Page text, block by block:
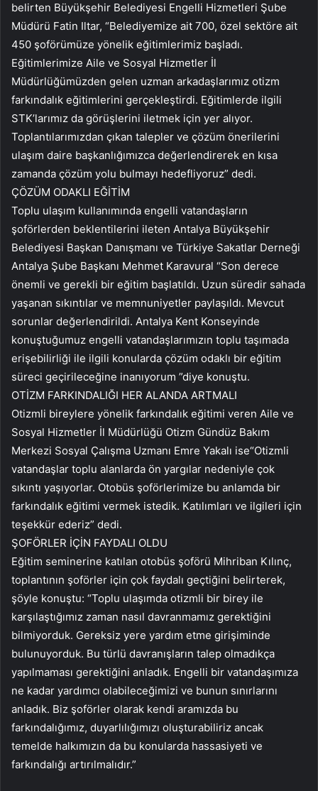
belirten Büyükşehir Belediyesi Engelli Hizmetleri Şube
Müdürü Fatin Iltar, “Belediyemize ait 700, özel sektöre ait
450 şoförümüze yönelik eğitimlerimiz başladı.
Eğitimlerimize Aile ve Sosyal Hizmetler İl
Müdürlüğümüzden gelen uzman arkadaşlarımız otizm
farkındalık eğitimlerini gerçekleştirdi. Eğitimlerde ilgili
STK’larımız da görüşlerini iletmek için yer alıyor.
Toplantılarımızdan çıkan talepler ve çözüm önerilerini
ulaşım daire başkanlığımızca değerlendirerek en kısa
zamanda çözüm yolu bulmayı hedefliyoruz” dedi.
ÇÖZÜM ODAKLI EĞİTİM
Toplu ulaşım kullanımında engelli vatandaşların
şoförlerden beklentilerini ileten Antalya Büyükşehir
Belediyesi Başkan Danışmanı ve Türkiye Sakatlar Derneği
Antalya Şube Başkanı Mehmet Karavural “Son derece
önemli ve gerekli bir eğitim başlatıldı. Uzun süredir sahada
yaşanan sıkıntılar ve memnuniyetler paylaşıldı. Mevcut
sorunlar değerlendirildi. Antalya Kent Konseyinde
konuştuğumuz engelli vatandaşlarımızın toplu taşımada
erişebilirliği ile ilgili konularda çözüm odaklı bir eğitim
süreci geçirileceğine inanıyorum ”diye konuştu.
OTİZM FARKINDALIĞI HER ALANDA ARTMALI
Otizmli bireylere yönelik farkındalık eğitimi veren Aile ve
Sosyal Hizmetler İl Müdürlüğü Otizm Gündüz Bakım
Merkezi Sosyal Çalışma Uzmanı Emre Yakalı ise“Otizmli
vatandaşlar toplu alanlarda ön yargılar nedeniyle çok
sıkıntı yaşıyorlar. Otobüs şoförlerimize bu anlamda bir
farkındalık eğitimi vermek istedik. Katılımları ve ilgileri için
teşekkür ederiz” dedi.
ŞOFÖRLER İÇİN FAYDALI OLDU
Eğitim seminerine katılan otobüs şoförü Mihriban Kılınç,
toplantının şoförler için çok faydalı geçtiğini belirterek,
şöyle konuştu: “Toplu ulaşımda otizmli bir birey ile
karşılaştığımız zaman nasıl davranmamız gerektiğini
bilmiyorduk. Gereksiz yere yardım etme girişiminde
bulunuyorduk. Bu türlü davranışların talep olmadıkça
yapılmaması gerektiğini anladık. Engelli bir vatandaşımıza
ne kadar yardımcı olabileceğimizi ve bunun sınırlarını
anladık. Biz şoförler olarak kendi aramızda bu
farkındalığımız, duyarlılığımızı oluşturabiliriz ancak
temelde halkımızın da bu konularda hassasiyeti ve
farkındalığı artırılmalıdır.”